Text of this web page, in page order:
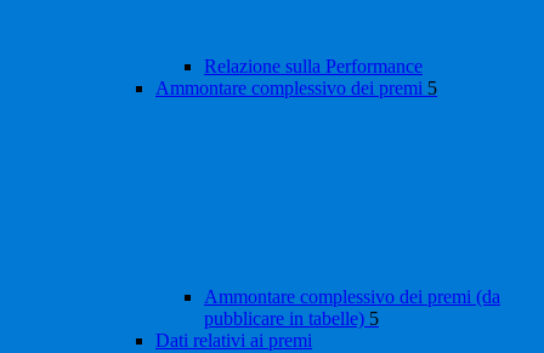
Relazione sulla Performance
Ammontare complessivo dei premi 5
Ammontare complessivo dei premi (da
pubblicare in tabelle) 5
Dati relativi ai premi